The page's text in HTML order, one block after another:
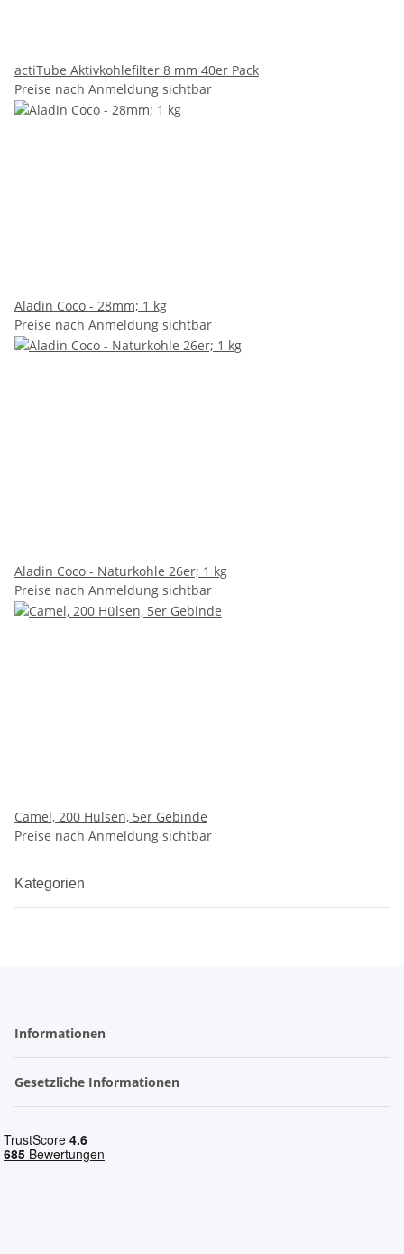
actiTube Aktivkohlefilter 8 mm 40er Pack
Preise nach Anmeldung sichtbar
Aladin Coco - 28mm; 1 kg
Preise nach Anmeldung sichtbar
Aladin Coco - Naturkohle 26er; 1 kg
Preise nach Anmeldung sichtbar
Camel, 200 Hülsen, 5er Gebinde
Preise nach Anmeldung sichtbar
Kategorien
Informationen
Gesetzliche Informationen